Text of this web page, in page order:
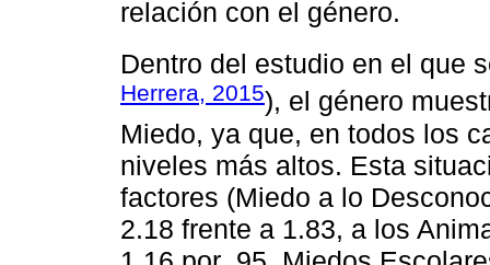
relación con el género.
Dentro del estudio en el que
Herrera, 2015), el género
Miedo, ya que, en todos los
niveles más altos. Esta
factores (Miedo a lo
2.18 frente a 1.83, a los